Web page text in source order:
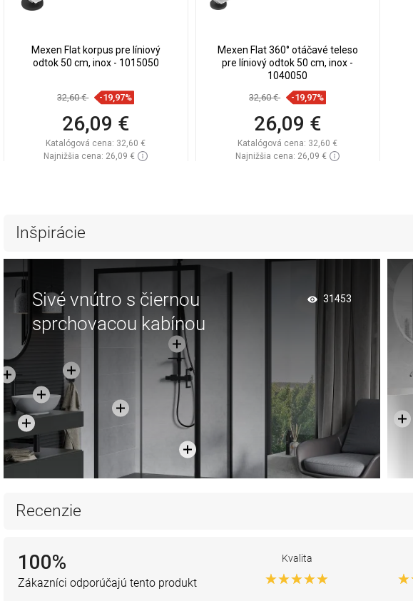
Mexen Flat korpus pre líniový
odtok 50 cm, inox - 1015050
32,60 € -19,97%
26,09 €
Katalógová cena: 32,60 €
Najnižšia cena: 26,09 €
Porovnaj
Mexen Flat 360° otáčavé teleso
pre líniový odtok 50 cm, inox -
1040050
32,60 € -19,97%
26,09 €
Katalógová cena: 32,60 €
Najnižšia cena: 26,09 €
Inšpirácie
Sivé vnútro s čiernou
sprchovacou kabínou
31453
Recenzie
100%
Zákazníci odporúčajú tento produkt
Kvalita